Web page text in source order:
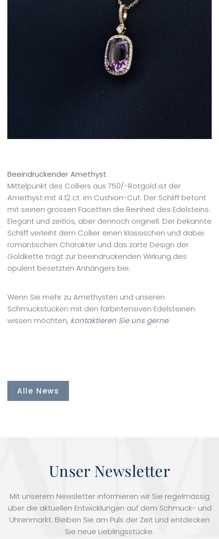
Beeindruckender Amethyst
Mittelpunkt des Colliers aus 750/-Rotgold ist der
Amethyst mit 4.12 ct. im Cushion-Cut. Der Schliff betont
mit seinen grossen Facetten die Reinheit des Edelsteins.
Elegant und zeitlos, aber dennoch originell. Der bekannte
Schliff verleiht dem Collier einen klassischen und dabei
romantischen Charakter und das zarte Design der
Goldkette trägt zur beeindruckenden Wirkung des
opulent besetzten Anhängers bei.
Wenn Sie mehr zu Amethysten und unseren
Schmuckstücken mit den farbintensiven Edelsteinen
wissen möchten, kontaktieren Sie uns gerne.
Alle News
Unser Newsletter
Mit unserem Newsletter informieren wir Sie regelmässig
über die aktuellen Entwicklungen auf dem Schmuck- und
Uhrenmarkt. Bleiben Sie am Puls der Zeit und entdecken
Sie neue Lieblingsstücke.